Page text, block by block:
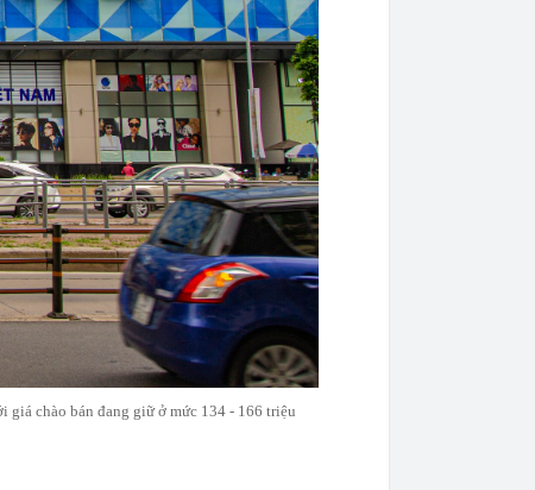
giá chào bán đang giữ ở mức 134 - 166 triệu